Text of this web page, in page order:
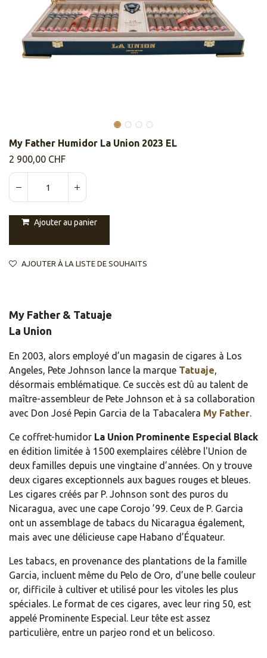
My Father Humidor La Union 2023 EL
2 900,00 CHF
Ajouter au panier
AJOUTER À LA LISTE DE SOUHAITS
My Father & Tatuaje
La Union
En 2003, alors employé d’un magasin de cigares à Los
Angeles, Pete Johnson lance la marque Tatuaje,
désormais emblématique. Ce succès est dû au talent de
maître-assembleur de Pete Johnson et à sa collaboration
avec Don José Pepin Garcia de la Tabacalera My Father.
Ce coffret-humidor La Union Prominente Especial Black
en édition limitée à 1500 exemplaires célèbre l'Union de
deux familles depuis une vingtaine d’années. On y trouve
deux cigares exceptionnels aux bagues rouges et bleues.
Les cigares créés par P. Johnson sont des puros du
Nicaragua, avec une cape Corojo ’99. Ceux de P. Garcia
ont un assemblage de tabacs du Nicaragua également,
mais avec une délicieuse cape Habano d’Équateur.
Les tabacs, en provenance des plantations de la famille
Garcia, incluent même du Pelo de Oro, d’une belle couleur
or, difficile à cultiver et utilisé pour les vitoles les plus
spéciales. Le format de ces cigares, avec leur ring 50, est
appelé Prominente Especial. Leur tête est assez
particulière, entre un parjeo rond et un belicoso.